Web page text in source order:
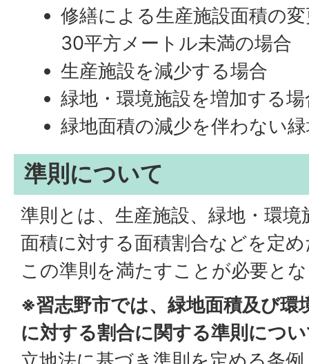
修繕による生産施設面積の
30平方メートル未満の場合
生産施設を減少する場合
緑地・環境施設を増加する
緑地面積の減少を伴わない
準則について
準則とは、生産施設、緑地・環
面積に対する面積割合などを定
この準則を満たすことが必要と
※習志野市では、緑地面積及び環
に対する割合に関する準則につ